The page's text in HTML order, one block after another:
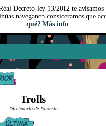
Decreto-ley 13/2012 te avisamos
navegando consideramos que
qué? Más info
Trolls
Diccionario de Fantasía